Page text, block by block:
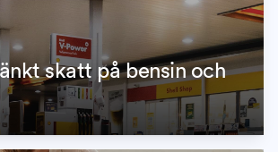
skatt på bensin och